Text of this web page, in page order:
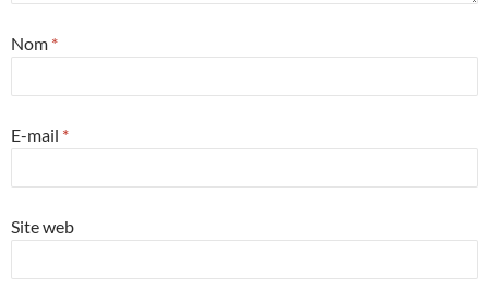
Nom *
E-mail *
Site web